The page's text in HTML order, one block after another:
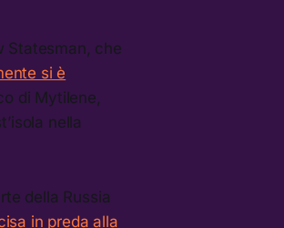
Statesman, che
si è
di Mytilene,
nella
della Russia
in preda alla